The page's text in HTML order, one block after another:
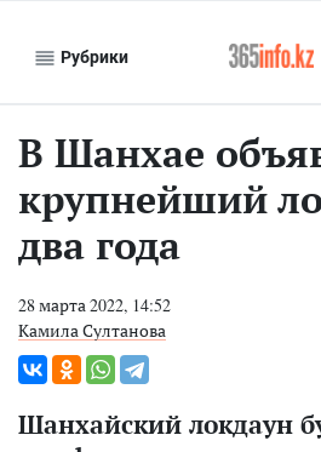
Рубрики
В Шанхае
крупнейший
два года
28 марта 2022, 14:52
Камила Султанова
Шанхайский локдаун